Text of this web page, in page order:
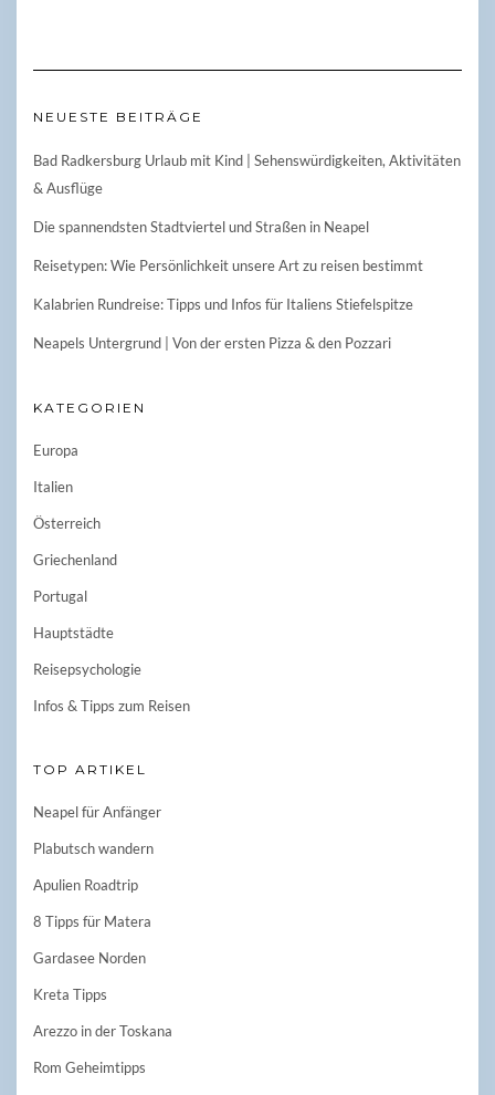
NEUESTE BEITRÄGE
Bad Radkersburg Urlaub mit Kind | Sehenswürdigkeiten, Aktivitäten
& Ausflüge
Die spannendsten Stadtviertel und Straßen in Neapel
Reisetypen: Wie Persönlichkeit unsere Art zu reisen bestimmt
Kalabrien Rundreise: Tipps und Infos für Italiens Stiefelspitze
Neapels Untergrund | Von der ersten Pizza & den Pozzari
KATEGORIEN
Europa
Italien
Österreich
Griechenland
Portugal
Hauptstädte
Reisepsychologie
Infos & Tipps zum Reisen
TOP ARTIKEL
Neapel für Anfänger
Plabutsch wandern
Apulien Roadtrip
8 Tipps für Matera
Gardasee Norden
Kreta Tipps
Arezzo in der Toskana
Rom Geheimtipps